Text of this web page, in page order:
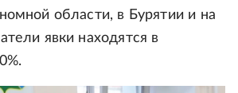
области, в Бурятии и на
явки находятся в